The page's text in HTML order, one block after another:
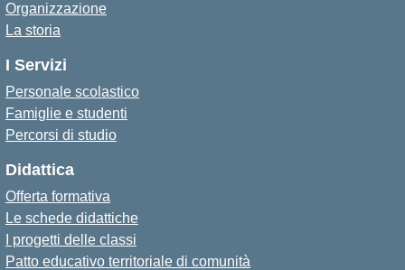
Organizzazione
La storia
I Servizi
Personale scolastico
Famiglie e studenti
Percorsi di studio
Didattica
Offerta formativa
Le schede didattiche
I progetti delle classi
Patto educativo territoriale di comunità